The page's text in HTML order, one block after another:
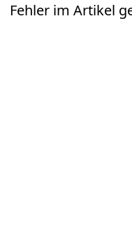
Fehler im Artikel